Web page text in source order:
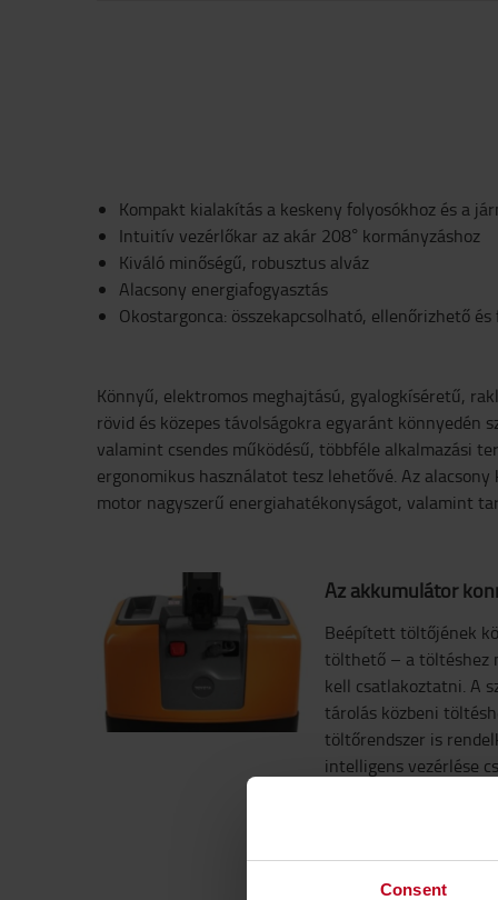
Consent
Kompakt kialakítás a keskeny folyosókhoz és a
Intuitív vezérlőkar az akár 208° kormányzáshoz
Kiváló minőségű, robusztus alváz
Alacsony energiafogyasztás
Okostargonca: összekapcsolható, ellenőrizhető
Könnyű, elektromos meghajtású, gyalogkíséretű,
rövid és közepes távolságokra egyaránt könnyedén
valamint csendes működésű, többféle alkalmazási
ergonomikus használatot tesz lehetővé. Az
motor nagyszerű energiahatékonyságot, valamint
Az akkumulátor
Beépített töltőjének
tölthető – a töltéshez
kell csatlakoztatni. A
tárolás közbeni
töltőrendszer is
intelligens vezérlése